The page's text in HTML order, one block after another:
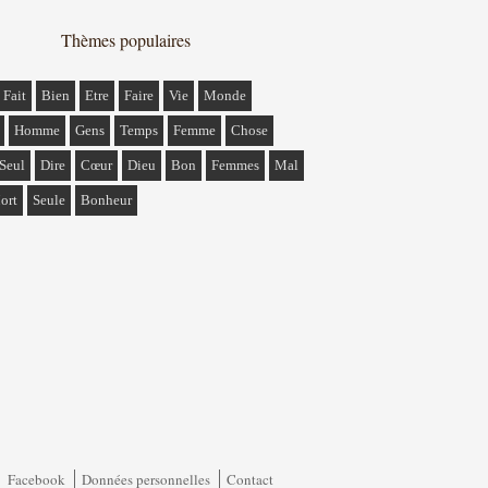
Thèmes populaires
Fait Bien Etre Faire Vie Monde
Homme Gens Temps Femme Chose
Seul Dire Cœur Dieu Bon Femmes Mal
Seule Bonheur
Facebook
Données personnelles Contact